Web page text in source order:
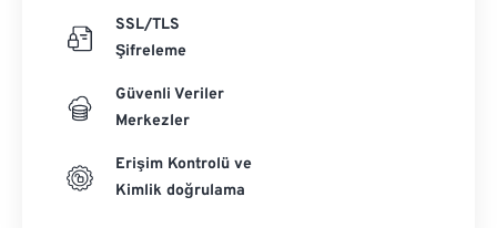
SSL/TLS
Şifreleme
Güvenli Veriler
Merkezler
Erişim Kontrolü ve
Kimlik doğrulama